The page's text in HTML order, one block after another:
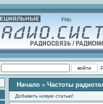
Начало » Частоты
Добавить новую статью!